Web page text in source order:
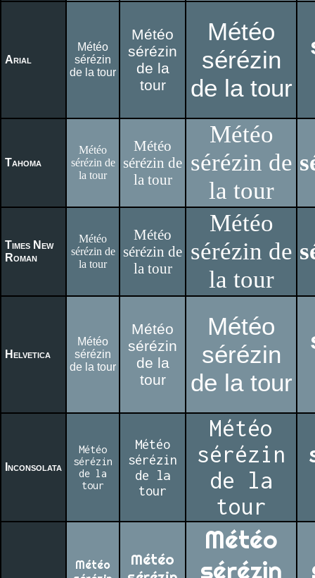
Arial
Météo
sérézin
de la tour
Météo
sérézin
de la
tour
Météo
sérézin
de la tour
Tahoma
Météo
sérézin de
la tour
Météo
sérézin de
la tour
Météo
sérézin de
la tour
Times New
Roman
Météo
sérézin de
la tour
Météo
sérézin de
la tour
Météo
sérézin de
la tour
Helvetica
Météo
sérézin
de la tour
Météo
sérézin
de la
tour
Météo
sérézin
de la tour
Inconsolata
Météo
sérézin
de la
tour
Météo
sérézin
de la
tour
Météo
sérézin
de la
tour
Météo
Météo
Météo
sérézin